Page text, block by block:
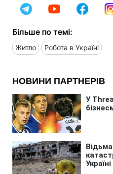
Більше по темі:
Житло Робота в Україні